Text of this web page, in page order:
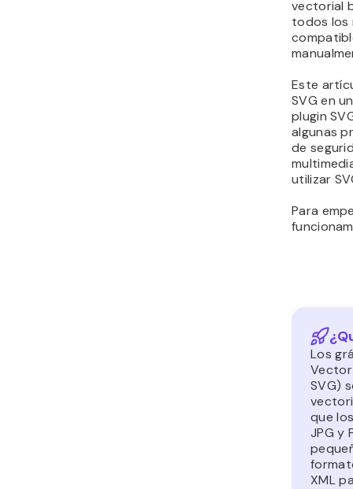
vectorial
todos los
Este
SVG en
plugin
algunas
de
utilizar
Para
Los
SVG)
que
JPG y
XML